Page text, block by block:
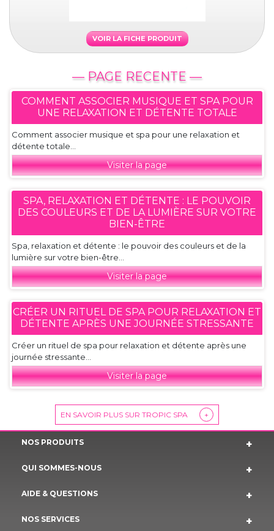
VOIR LA FICHE PRODUIT
— PAGE RECENTE —
COMMENT ASSOCIER MUSIQUE ET SPA POUR
UNE RELAXATION ET DÉTENTE TOTALE
Comment associer musique et spa pour une relaxation et
détente totale...
Visiter la page
SPA, RELAXATION ET DÉTENTE : LE POUVOIR
DES COULEURS ET DE LA LUMIÈRE SUR VOTRE
BIEN-ÊTRE
Spa, relaxation et détente : le pouvoir des couleurs et de la
lumière sur votre bien-être...
Visiter la page
CRÉER UN RITUEL DE SPA POUR RELAXATION ET
DÉTENTE APRÈS UNE JOURNÉE STRESSANTE
Créer un rituel de spa pour relaxation et détente après une
journée stressante...
Visiter la page
EN SAVOIR PLUS SUR TROPIC SPA +
NOS PRODUITS
QUI SOMMES-NOUS
AIDE & QUESTIONS
NOS SERVICES